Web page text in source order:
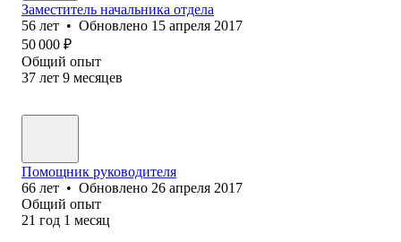
Заместитель начальника отдела
56 лет • Обновлено 15 апреля 2017
50 000 ₽
Общий опыт
37 лет 9 месяцев
Помощник руководителя
66 лет • Обновлено 26 апреля 2017
Общий опыт
21 год 1 месяц